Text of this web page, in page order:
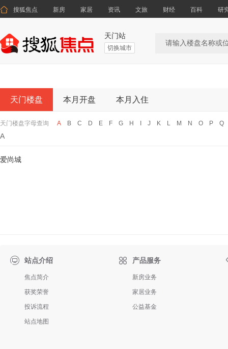
 搜狐焦点 新房 家居 资讯 文旅 财经 百科 研
天门站
切换城市
天门楼盘 本月开盘 本月入住
天门楼盘字母查询 A B C D E F G H J K L M N O P Q
A
爱尚城
站点介绍
焦点简介
获奖荣誉
投诉流程
站点地图
 产品服务
新房业务
家居业务
公益基金